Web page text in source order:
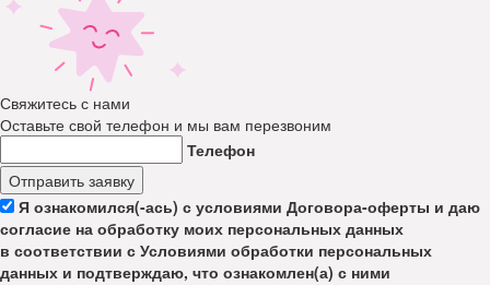
Свяжитесь с нами
Оставьте свой телефон и мы вам перезвоним
Телефон
Отправить заявку
Я ознакомился(-ась) с условиями Договора-оферты и даю
согласие на обработку моих персональных данных
в соответствии с Условиями обработки персональных
данных и подтверждаю, что ознакомлен(а) с ними